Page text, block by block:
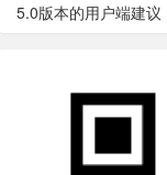
5.0版本的用户端建议